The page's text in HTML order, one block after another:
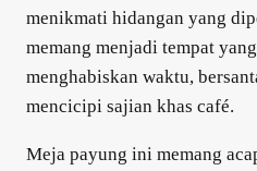
menikmati hidangan yang
memang menjadi tempat
menghabiskan waktu,
mencicipi sajian khas café.
Meja payung ini memang